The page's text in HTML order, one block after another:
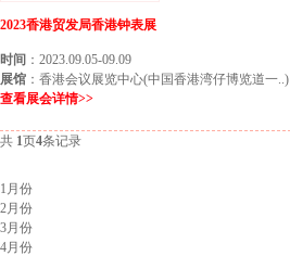
2023香港贸发局香港钟表展
时间 ：2023.09.05-09.09
展馆 ：香港会议展览中心(中国香港湾仔博览道一..)
查看展会详情>>
共 1页4条记录
1月份
2月份
3月份
4月份